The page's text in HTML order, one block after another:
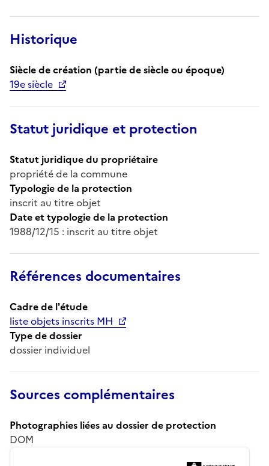
Historique
Siècle de création (partie de siècle ou époque)
19e siècle
Statut juridique et protection
Statut juridique du propriétaire
propriété de la commune
Typologie de la protection
inscrit au titre objet
Date et typologie de la protection
1988/12/15 : inscrit au titre objet
Références documentaires
Cadre de l'étude
liste objets inscrits MH
Type de dossier
dossier individuel
Sources complémentaires
Photographies liées au dossier de protection
DOM